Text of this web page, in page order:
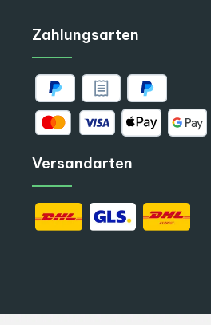
Zahlungsarten
Versandarten